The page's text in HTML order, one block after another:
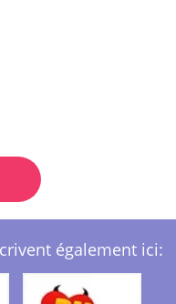
également ici: